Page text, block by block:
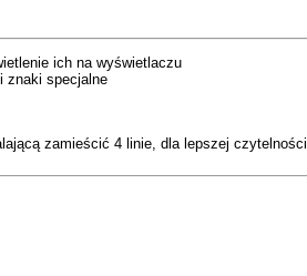
ich na wyświetlaczu
znaki specjalne
zamieścić 4 linie, dla lepszej czytelności.